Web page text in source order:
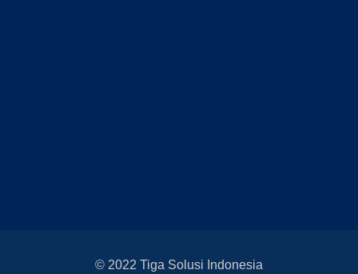
© 2022 Tiga Solusi Indonesia